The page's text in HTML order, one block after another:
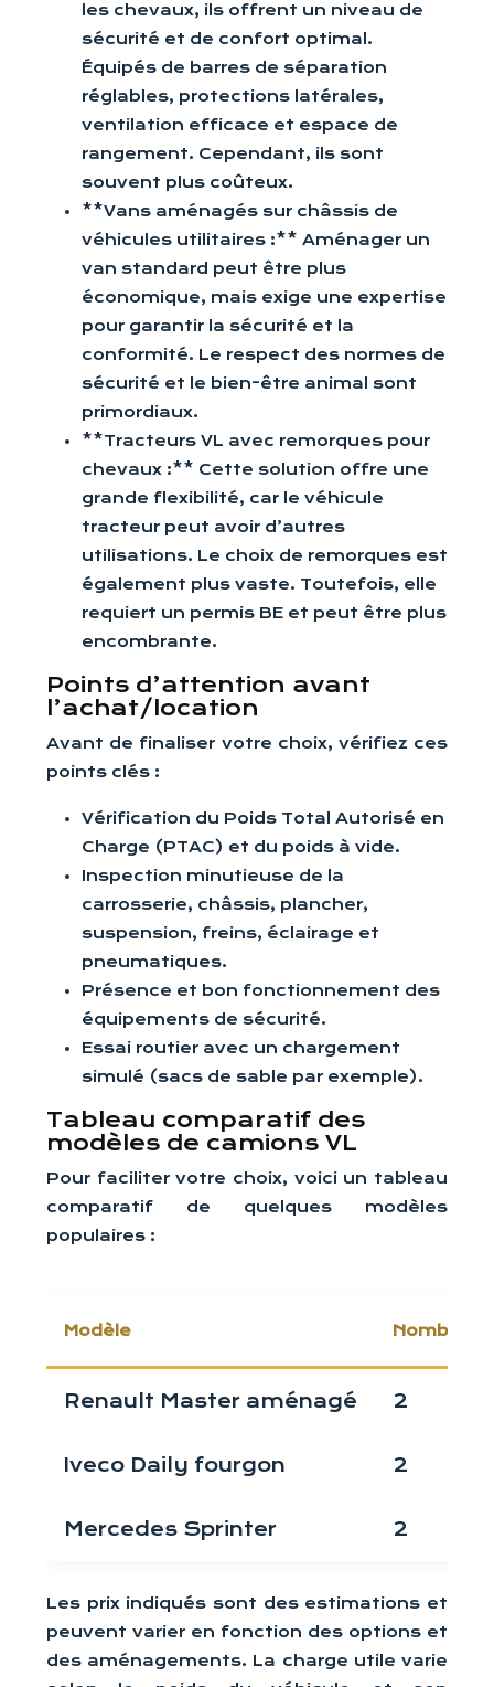
les chevaux, ils offrent un niveau de
sécurité et de confort optimal.
Équipés de barres de séparation
réglables, protections latérales,
ventilation efficace et espace de
rangement. Cependant, ils sont
souvent plus coûteux.
**Vans aménagés sur châssis de
véhicules utilitaires :** Aménager un
van standard peut être plus
économique, mais exige une expertise
pour garantir la sécurité et la
conformité. Le respect des normes de
sécurité et le bien-être animal sont
primordiaux.
**Tracteurs VL avec remorques pour
chevaux :** Cette solution offre une
grande flexibilité, car le véhicule
tracteur peut avoir d’autres
utilisations. Le choix de remorques est
également plus vaste. Toutefois, elle
requiert un permis BE et peut être plus
encombrante.
Points d’attention avant
l’achat/location
Avant de finaliser votre choix, vérifiez ces
points clés :
Vérification du Poids Total Autorisé en
Charge (PTAC) et du poids à vide.
Inspection minutieuse de la
carrosserie, châssis, plancher,
suspension, freins, éclairage et
pneumatiques.
Présence et bon fonctionnement des
équipements de sécurité.
Essai routier avec un chargement
simulé (sacs de sable par exemple).
Tableau comparatif des
modèles de camions VL
Pour faciliter votre choix, voici un tableau
comparatif de quelques modèles
populaires :
Modèle Nombre
Renault Master aménagé 2
Iveco Daily fourgon 2
Mercedes Sprinter 2
Les prix indiqués sont des estimations et
peuvent varier en fonction des options et
des aménagements. La charge utile varie